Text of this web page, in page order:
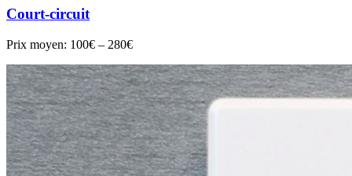
Court-circuit
Prix moyen: 100€ – 280€